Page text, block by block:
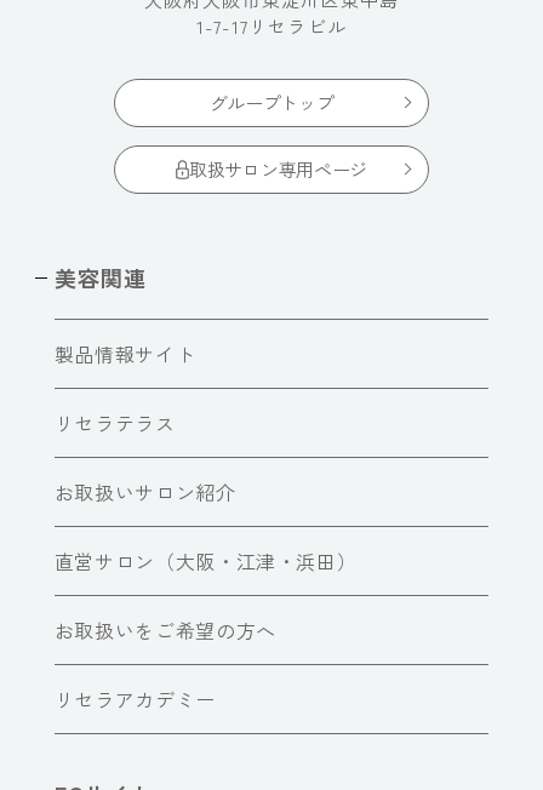
1-7-17リセラビル
グループトップ
取扱サロン専用ページ
美容関連
製品情報サイト
リセラテラス
お取扱いサロン紹介
直営サロン（大阪・江津・浜田）
お取扱いをご希望の方へ
リセラアカデミー